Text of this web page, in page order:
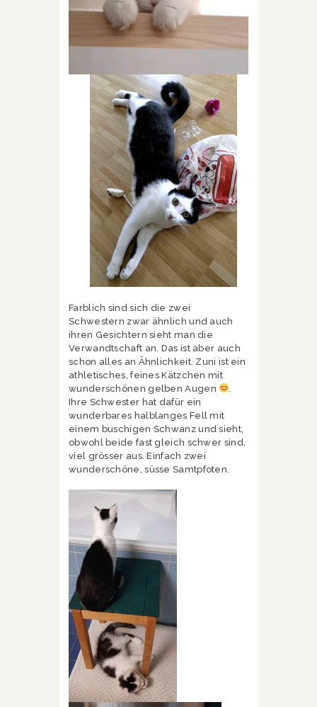
Farblich sind sich die zwei
Schwestern zwar ähnlich und auch
ihren Gesichtern sieht man die
Verwandtschaft an. Das ist aber auch
schon alles an Ähnlichkeit. Zuni ist ein
athletisches, feines Kätzchen mit
wunderschönen gelben Augen
Ihre Schwester hat dafür ein
wunderbares halblanges Fell mit
einem buschigen Schwanz und sieht,
obwohl beide fast gleich schwer sind,
viel grösser aus. Einfach zwei
wunderschöne, süsse Samtpfoten.